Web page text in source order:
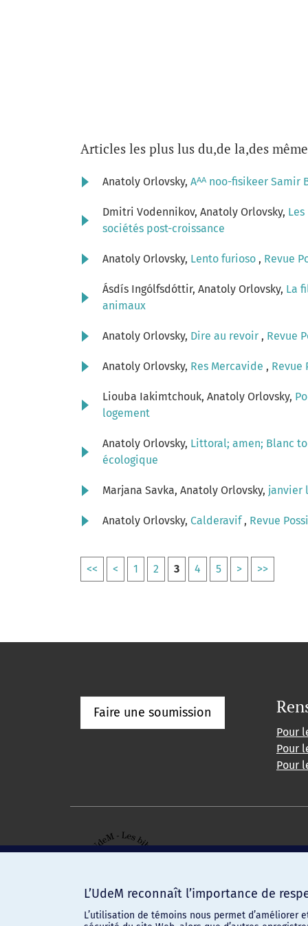
Articles les plus lus du,de la,des
Anatoly Orlovsky, Aᴬᴬ noo-fisikeer Samir
Dmitri Vodennikov, Anatoly Orlovsky,
sociétés post-croissance
Anatoly Orlovsky, Lento furioso , Revue
Ásdís Ingólfsdóttir, Anatoly Orlovsky, La
animaux
Anatoly Orlovsky, Dire au revoir , Revue
Anatoly Orlovsky, Res Mercavide , Revue
Liouba Iakimtchouk, Anatoly Orlovsky,
logement
Anatoly Orlovsky, Littoral; amen; Blanc
écologique
Marjana Savka, Anatoly Orlovsky, janvier
Anatoly Orlovsky, Calderavif, Revue
<< < 1 2 3 4 5 > >>
Faire une soumission
Pour
Pour
Pour
L’UdeM reconnaît l’importance de
L’utilisation de témoins nous permet